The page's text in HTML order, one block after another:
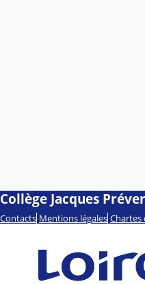
Collège Jacques
Contacts Mentions légales